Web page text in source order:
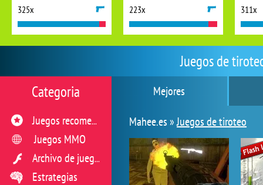
Juegos de
Mejores
Mahee.es »Juegos de tiroteo
Categoria
Juegos recomendados
Juegos MMO
Archivo de juegos flash
Estrategias
325x 223x 311x